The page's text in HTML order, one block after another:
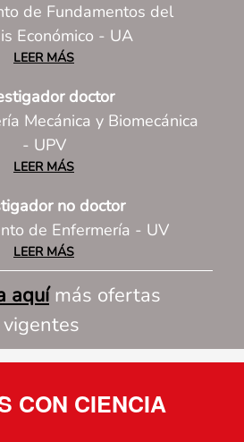
de Fundamentos del
Económico - UA
LEER MÁS
doctor
Mecánica y Biomecánica
- UPV
LEER MÁS
no doctor
de Enfermería - UV
LEER MÁS
aquímás ofertas
vigentes
CON CIENCIA